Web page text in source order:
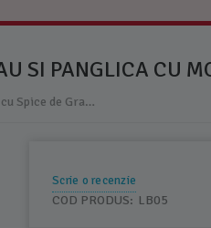
SI PANGLICA CU
Lumanare Traditionala de Botez cu Spice de Grau si Panglica cu Motive Traditionale - LB05
Scrie o recenzie
COD PRODUS: LB05